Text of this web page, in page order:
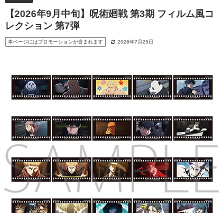
【2026年9月中旬】呪術廻戦 第3期 フィルム風コ
レクション 第7弾
本ページにはプロモーションが含まれます 2026年7月25日